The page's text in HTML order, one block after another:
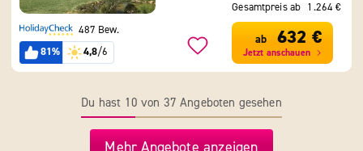
487 Bew.
81%
4,8/6
Gesamtpreis ab 1.264 €
ab 632 €
Jetzt anschauen
Du hast 10 von 37 Angeboten gesehen
Mehr Angebote anzeigen